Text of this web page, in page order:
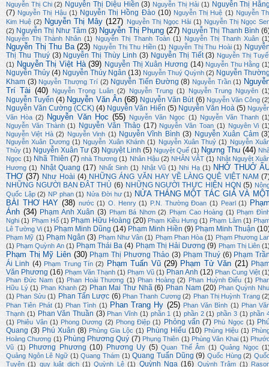
Nguyễn Thị Chi (2) Nguyễn Thị Diệu Hiền (3) Nguyễn Thị Hải (1) Nguyễn Thị
(7) Nguyễn Thị Hậu (1) Nguyễn Thị Hồng Đào (10) Nguyễn Thị Huệ (1) Nguyễn
Kim Huệ (2) Nguyễn Thị Mây (127) Nguyễn Thị Ngọc Hải (1) Nguyễn Thị Ngọc
(2) Nguyễn Thị Như Tâm (3) Nguyễn Thị Phụng (27) Nguyễn Thị Thanh Bình
Nguyễn Thị Thành Nhân (1) Nguyễn Thị Thanh Toàn (1) Nguyễn Thị Thanh Xuân
Nguyễn Thị Thu Ba (23) Nguyễn Thị Thu Hiền (1) Nguyễn Thị Thu Hoài (1)
Thị Thu Thuý (3) Nguyễn Thị Thùy Linh (3) Nguyễn Thị Tiết (3) Nguyễn Thị
(1) Nguyễn Thị Việt Hà (39) Nguyễn Thị Xuân Hương (14) Nguyễn Thu Hằng
Nguyễn Thủy (4) Nguyễn Thúy Ngân (13) Nguyễn Thuý Quỳnh (2) Nguyễn
Kham (3) Nguyễn Thượng Trí (2) Nguyễn Tiến Đường (8) Nguyễn Trần (1)
Trí Tài (40) Nguyễn Trọng Luân (2) Nguyễn Trung (1) Nguyễn Trung Nguyên
Nguyễn Tuyển (4) Nguyễn Văn Ân (68) Nguyễn Văn Bút (6) Nguyễn Văn Công
Nguyễn Văn Cường (CCK) (4) Nguyễn Văn Hiến (5) Nguyễn Văn Hoà (5)
Văn Hòa (2) Nguyễn Văn Học (55) Nguyễn Văn Ngọc (1) Nguyễn Văn Thanh
Nguyễn Văn Thành (1) Nguyễn Văn Thảo (17) Nguyễn Văn Toan (1) Nguyên Vi
Nguyễn Việt Hà (2) Nguyễn Vinh (1) Nguyễn Vĩnh Bình (3) Nguyễn Xuân Cảm
Nguyễn Xuân Dương (1) Nguyễn Xuân Khánh (1) Nguyễn Xuân Thuỷ (1) Nguyễn
Thủy (1) Nguyễn Xuân Tư (3) Nguyệt Linh (5) Nguyệt Quế (1) Ngưng Thu (44)
Ngọc (1) Nhã Thiên (7) nhà Thương (1) Nhân Hậu (2) NHÂN VẬT (1) Nhật Nguyệt
Hương (1) Nhật Quang (17) Nhất Sinh (1) Nhật Vũ (1) Nhi Hạ (1) NHỚ THUỞ
THƠ (37) Như Hoài (4) NHỮNG ÁNG VĂN HAY VỀ LÀNG QUÊ VIỆT NAM
NHỮNG NGƯỜI BẠN ĐÂT THỦ (6) NHỮNG NGƯỜI THỰC HIỆN HQN (5)
Quốc Lập (2) NP phan (1) Nửa Đời hư (1) NỬA THÁNG MỘT TÁC GIẢ VÀ
BÀI THƠ HAY (38) nước (1) O. Henry (1) P.N. Thường Đoan (1) Pearl (1)
Ánh (34) Phạm Anh Xuân (3) Phạm Bá Nhơn (2) Phạm Cao Hoàng (1) Phạm
Nghi (1) Phạm Hổ (1) Phạm Hữu Hoàng (20) Phạm Kiều Hưng (1) Phạm Lâm (1)
Lê Tường Vi (1) Phạm Minh Dũng (14) Phạm Minh Hiền (9) Phạm Minh Thuận
Phạm Mỹ (1) Phạm Ngân (3) Phạm Như Vân (1) Phạm Phan Hòa (1) Phạm Phương
(1) Phạm Quỳnh An (1) Phạm Thái Ba (4) Phạm Thị Hải Dương (9) Phạm Thị Liên
Phạm Thị Mỹ Liên (30) Phạm Thị Phương Thảo (3) Phạm Thuý (6) Phạm
Ái Linh (4) Phạm Trung Tín (2) Phạm Tuấn Vũ (29) Phạm Tử Văn (21)
Văn Phương (16) Phạm Văn Thạnh (1) Phạm Vũ (1) Phan Anh (12) Phan Cung Việt
Phan Đức Nam (1) Phan Hoài Thương (1) Phan Hoàng (2) Phan Huỳnh Điểu (1)
Hữu Lý (1) Phan Khanh (2) Phan Mai Thư Nhã (6) Phan Nam (20) Phan Quỳnh
(1) Phan Sửu (1) Phan Tấn Lược (6) Phan Thanh Cương (2) Phan Thị Huỳnh Trang
Phan Tiên Phát (1) Phan Tình (1) Phan Trang Hy (25) Phan Văn Bình (1) Phan
Thạnh (1) Phan Văn Thuần (3) Phan Vĩnh (1) phần 1 (1) phần 2 (1) phần 3 (1) phần
(1) Phiêu Vân (1) Phong Dương (2) Phong Điệp (1) Phỏng vấn (7) Phú Ngọc (1)
Quang (3) Phú Xuân (8) Phùng Gia Lộc (1) Phùng Hiếu (10) Phùng Hiệu (1)
Hoàng Chương (1) Phùng Phương Quý (7) Phụng Thiên (1) Phùng Văn Khai (1)
Vũ (1) Phương Phương (10) Phương Uy (5) Quan Thế Âm (1) Quảng Ngọc
Quảng Ngôn Lê Ngữ (1) Quang Thám (1) Quang Tuấn Dũng (9) Quốc Hùng (2)
Tuyên (1) quy luật dịch (1) Quỳnh Lệ (1) Quỳnh Nga (16) Quỳnh Trâm (1)